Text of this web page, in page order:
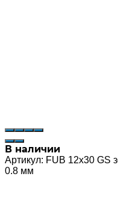
В наличии
Артикул: FUB 12x30 GS
0.8 мм